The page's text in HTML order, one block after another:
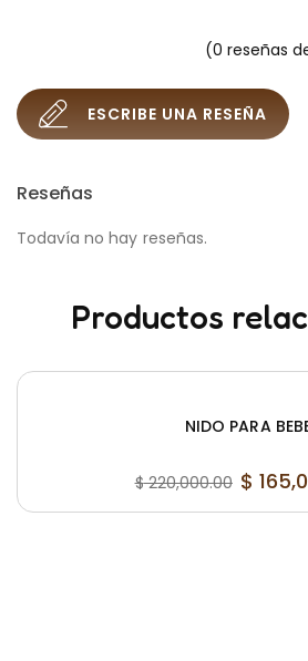
(0 reseñas
ESCRIBE UNA RESEÑA
Reseñas
Todavía no hay reseñas.
Productos
NIDO PARA
$220,000.00
Original
$
Current